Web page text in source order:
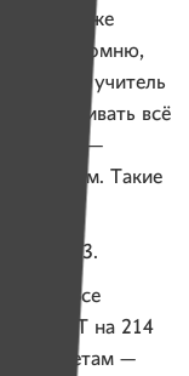
уже
Помню,
а учитель
спрашивать всё
—
максимум. Такие
8,3.
— Все
ЦТ на 214
предметам —